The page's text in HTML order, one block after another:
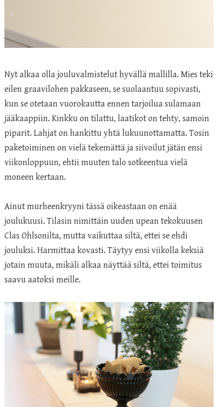
Nyt alkaa olla jouluvalmistelut hyvällä mallilla. Mies teki
eilen graavilohen pakkaseen, se suolaantuu sopivasti,
kun se otetaan vuorokautta ennen tarjoilua sulamaan
jääkaappiin. Kinkku on tilattu, laatikot on tehty, samoin
piparit. Lahjat on hankittu yhtä lukuunottamatta. Tosin
paketoiminen on vielä tekemättä ja siivoilut jätän ensi
viikonloppuun, ehtii muuten talo sotkeentua vielä
moneen kertaan.
Ainut murheenkryyni tässä oikeastaan on enää
joulukuusi. Tilasin nimittäin uuden upean tekokuusen
Clas Ohlsonilta, mutta vaikuttaa siltä, ettei se ehdi
jouluksi. Harmittaa kovasti. Täytyy ensi viikolla keksiä
jotain muuta, mikäli alkaa näyttää siltä, ettei toimitus
saavu aatoksi meille.